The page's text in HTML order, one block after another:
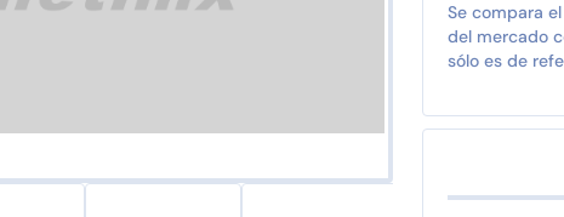
Se compara
del mercado
sólo es de